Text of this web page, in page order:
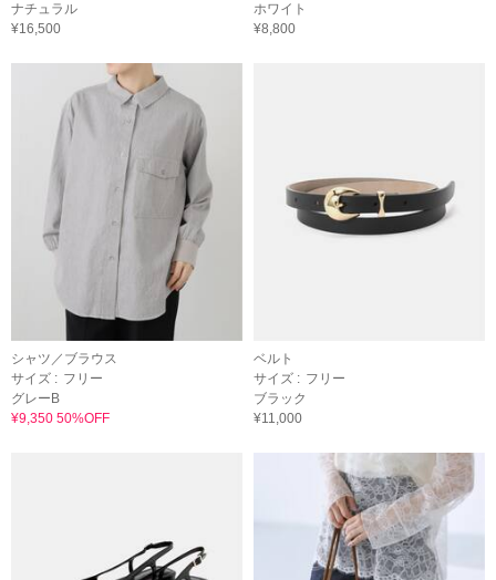
ナチュラル
¥16,500
ホワイト
¥8,800
シャツ／ブラウス
サイズ : フリー
グレーB
¥9,350 50%OFF
ベルト
サイズ : フリー
ブラック
¥11,000